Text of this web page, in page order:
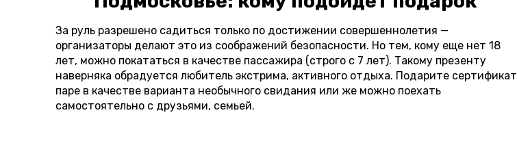
За руль разрешено садиться только по достижении совершеннолетия —
организаторы делают это из соображений безопасности. Но тем, кому еще нет 18
лет, можно покататься в качестве пассажира (строго с 7 лет). Такому презенту
наверняка обрадуется любитель экстрима, активного отдыха. Подарите сертификат
паре в качестве варианта необычного свидания или же можно поехать
самостоятельно с друзьями, семьей.